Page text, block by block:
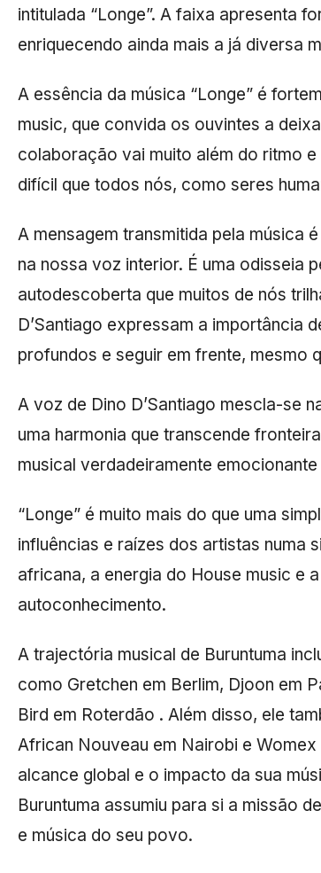
intitulada “Longe”. A faixa apresenta
enriquecendo ainda mais a já diversa
A essência da música “Longe” é
music, que convida os ouvintes a
colaboração vai muito além do ritmo
difícil que todos nós, como seres
A mensagem transmitida pela música
na nossa voz interior. É uma odisseia
autodescoberta que muitos de nós
D’Santiago expressam a importância
profundos e seguir em frente, mesmo
A voz de Dino D’Santiago mescla-se
uma harmonia que transcende
musical verdadeiramente
“Longe” é muito mais do que uma
influências e raízes dos artistas numa
africana, a energia do House music e
autoconhecimento.
A trajectória musical de Buruntuma
como Gretchen em Berlim, Djoon em
Bird em Roterdão . Além disso, ele
African Nouveau em Nairobi e
alcance global e o impacto da sua
Buruntuma assumiu para si a missão
e música do seu povo.